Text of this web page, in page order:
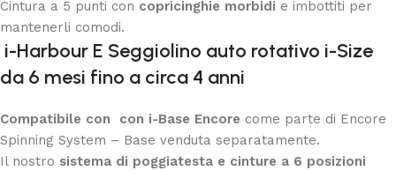
Cintura a 5 punti con copricinghie morbidi e imbottiti per
mantenerli comodi.
i-Harbour E Seggiolino auto rotativo i-Size
da 6 mesi fino a circa 4 anni
Compatibile con con i-Base Encore come parte di Encore
Spinning System – Base venduta separatamente.
Il nostro sistema di poggiatesta e cinture a 6 posizioni